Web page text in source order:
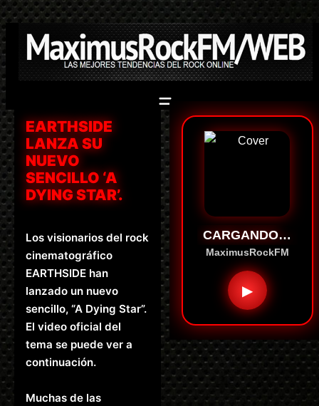
Saltar
al
contenido
EARTHSIDE
LANZA SU
NUEVO
SENCILLO ‘A
DYING STAR’.
Los visionarios del rock
cinematográfico
EARTHSIDE han
lanzado un nuevo
sencillo, “A Dying Star”.
El video oficial del
tema se puede ver a
continuación.
Muchas de las
CARGANDO…
MaximusRockFM
▶